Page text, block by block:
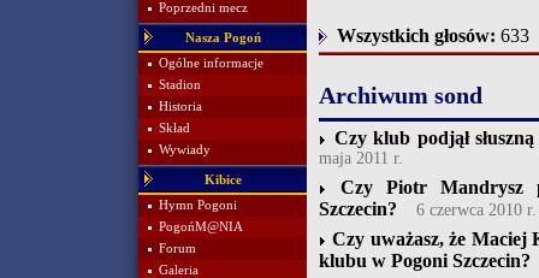
Poprzedni mecz
Nasza Pogoń
Ogólne informacje
Stadion
Historia
Skład
Wywiady
Kibice
Hymn Pogoni
PogońM@NIA
Forum
Galeria
Wszystkich głosów: 633
Archiwum sond
Czy klub podjął
maja 2011 r.
Czy Piotr Mandrysz
Szczecin?
6 czerwca 2010 r.
Czy uważasz, że Maciej
klubu w Pogoni Szczecin?